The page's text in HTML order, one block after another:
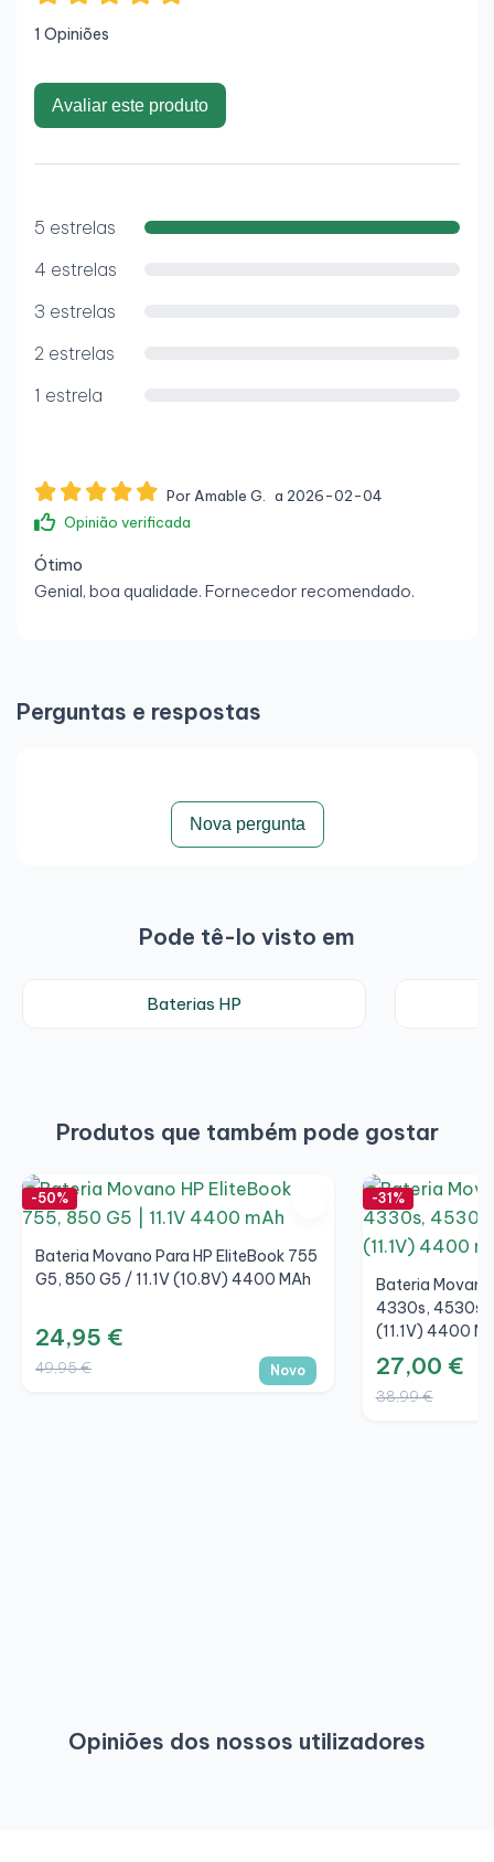
1 Opiniões
Avaliar este produto
5 estrelas
4 estrelas
3 estrelas
2 estrelas
1 estrela
Por Amable G.
a 2026-02-04
Opinião verificada
Ótimo
Genial, boa qualidade. Fornecedor recomendado.
Perguntas e respostas
Nova pergunta
Pode tê-lo visto em
Baterias HP
Produtos que também pode gostar
-50%
Bateria Movano Para HP EliteBook 755
G5, 850 G5 / 11.1V (10.8V) 4400 MAh
24,95 €
49,95 € Novo
-31%
Bateria Movano
4330s, 4530s
(11.1V) 4400
27,00 €
38,99 €
Opiniões dos nossos utilizadores